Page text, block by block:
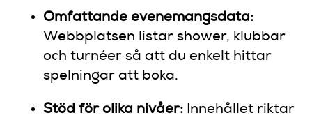
Omfattande evenemangsdata:
Webbplatsen listar shower, klubbar
och turnéer så att du enkelt hittar
spelningar att boka.
Stöd för olika nivåer: Innehållet riktar